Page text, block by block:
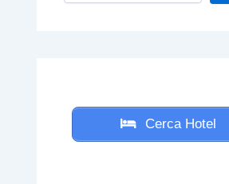
Cerca Hotel